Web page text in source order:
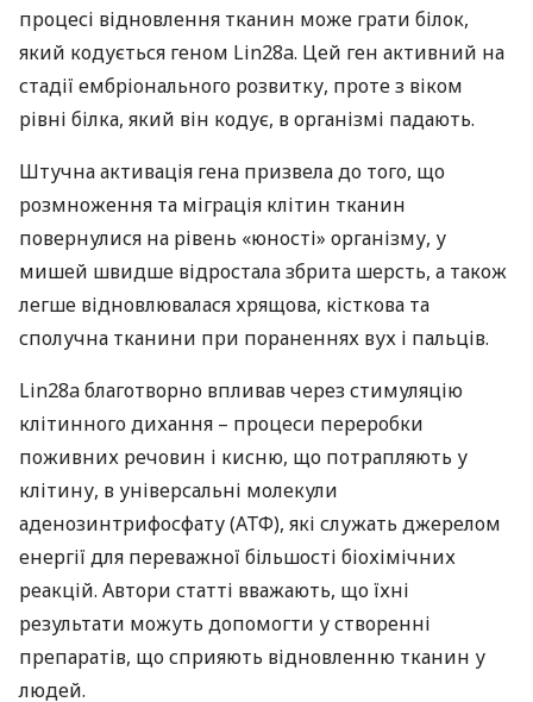
процесі відновлення тканин може грати білок,
який кодується геном Lin28a. Цей ген активний на
стадії ембріонального розвитку, проте з віком
рівні білка, який він кодує, в організмі падають.
Штучна активація гена призвела до того, що
розмноження та міграція клітин тканин
повернулися на рівень «юності» організму, у
мишей швидше відростала збрита шерсть, а також
легше відновлювалася хрящова, кісткова та
сполучна тканини при пораненнях вух і пальців.
Lin28a благотворно впливав через стимуляцію
клітинного дихання – процеси переробки
поживних речовин і кисню, що потрапляють у
клітину, в універсальні молекули
аденозинтрифосфату (АТФ), які служать джерелом
енергії для переважної більшості біохімічних
реакцій. Автори статті вважають, що їхні
результати можуть допомогти у створенні
препаратів, що сприяють відновленню тканин у
людей.